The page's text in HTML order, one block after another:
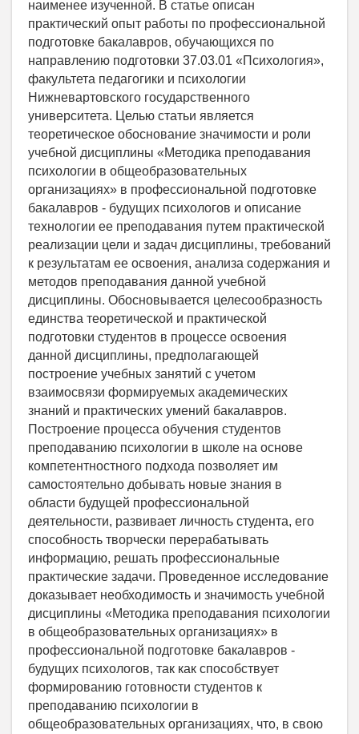
наименее изученной. В статье описан
практический опыт работы по профессиональной
подготовке бакалавров, обучающихся по
направлению подготовки 37.03.01 «Психология»,
факультета педагогики и психологии
Нижневартовского государственного
университета. Целью статьи является
теоретическое обоснование значимости и роли
учебной дисциплины «Методика преподавания
психологии в общеобразовательных
организациях» в профессиональной подготовке
бакалавров - будущих психологов и описание
технологии ее преподавания путем практической
реализации цели и задач дисциплины, требований
к результатам ее освоения, анализа содержания и
методов преподавания данной учебной
дисциплины. Обосновывается целесообразность
единства теоретической и практической
подготовки студентов в процессе освоения
данной дисциплины, предполагающей
построение учебных занятий с учетом
взаимосвязи формируемых академических
знаний и практических умений бакалавров.
Построение процесса обучения студентов
преподаванию психологии в школе на основе
компетентностного подхода позволяет им
самостоятельно добывать новые знания в
области будущей профессиональной
деятельности, развивает личность студента, его
способность творчески перерабатывать
информацию, решать профессиональные
практические задачи. Проведенное исследование
доказывает необходимость и значимость учебной
дисциплины «Методика преподавания психологии
в общеобразовательных организациях» в
профессиональной подготовке бакалавров -
будущих психологов, так как способствует
формированию готовности студентов к
преподаванию психологии в
общеобразовательных организациях, что, в свою